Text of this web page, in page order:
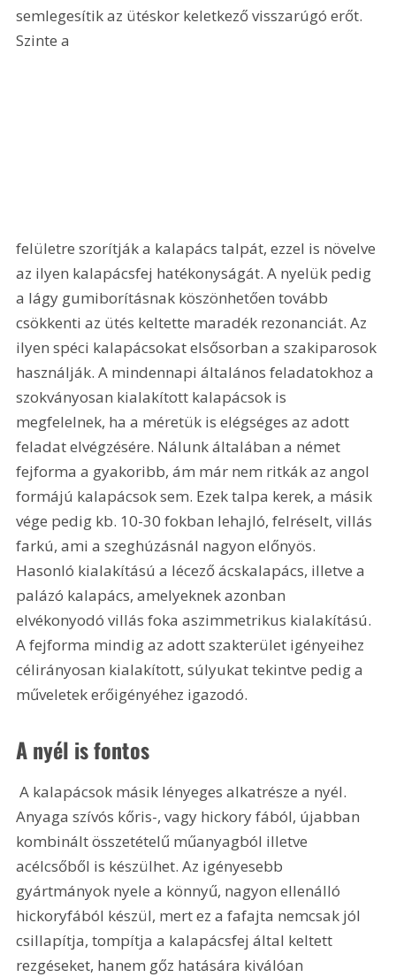
semlegesítik az ütéskor keletkező visszarúgó erőt.
Szinte a
felületre szorítják a kalapács talpát, ezzel is növelve
az ilyen kalapácsfej hatékonyságát. A nyelük pedig
a lágy gumiborításnak köszönhetően tovább
csökkenti az ütés keltette maradék rezonanciát. Az
ilyen spéci kalapácsokat elsősorban a szakiparosok
használják. A mindennapi általános feladatokhoz a
szokványosan kialakított kalapácsok is
megfelelnek, ha a méretük is elégséges az adott
feladat elvégzésére. Nálunk általában a német
fejforma a gyakoribb, ám már nem ritkák az angol
formájú kalapácsok sem. Ezek talpa kerek, a másik
vége pedig kb. 10-30 fokban lehajló, felréselt, villás
farkú, ami a szeghúzásnál nagyon előnyös.
Hasonló kialakítású a lécező ácskalapács, illetve a
palázó kalapács, amelyeknek azonban
elvékonyodó villás foka aszimmetrikus kialakítású.
A fejforma mindig az adott szakterület igényeihez
célirányosan kialakított, súlyukat tekintve pedig a
műveletek erőigényéhez igazodó.
A nyél is fontos
A kalapácsok másik lényeges alkatrésze a nyél.
Anyaga szívós kőris-, vagy hickory fából, újabban
kombinált összetételű műanyagból illetve
acélcsőből is készülhet. Az igényesebb
gyártmányok nyele a könnyű, nagyon ellenálló
hickoryfából készül, mert ez a fafajta nemcsak jól
csillapítja, tompítja a kalapácsfej által keltett
rezgéseket, hanem gőz hatására kiválóan